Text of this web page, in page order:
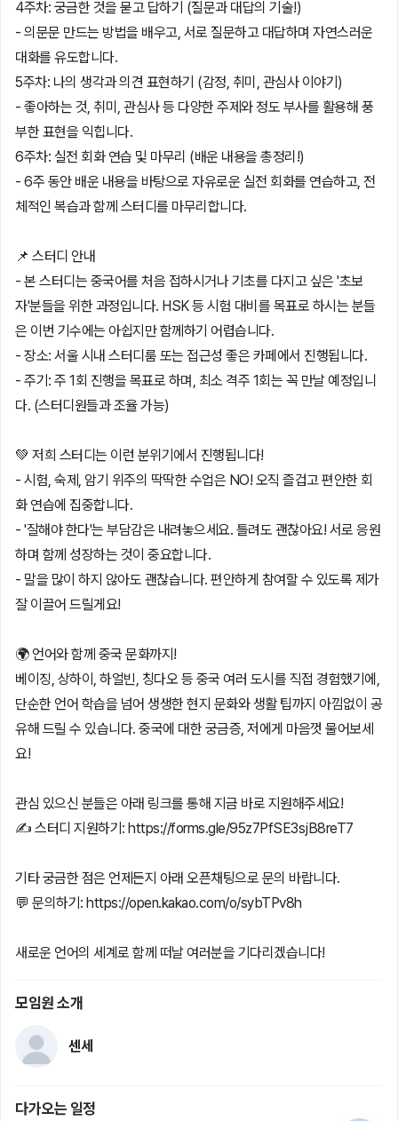
4주차: 궁금한 것을 묻고 답하기 (질문과 대답의 기술!)
- 의문문 만드는 방법을 배우고, 서로 질문하고 대답하며 자연스러운
대화를 유도합니다.
5주차: 나의 생각과 의견 표현하기 (감정, 취미, 관심사 이야기)
- 좋아하는 것, 취미, 관심사 등 다양한 주제와 정도 부사를 활용해 풍
부한 표현을 익힙니다.
6주차: 실전 회화 연습 및 마무리 (배운 내용을 총정리!)
- 6주 동안 배운 내용을 바탕으로 자유로운 실전 회화를 연습하고, 전
체적인 복습과 함께 스터디를 마무리합니다.
📌 스터디 안내
- 본 스터디는 중국어를 처음 접하시거나 기초를 다지고 싶은 '초보
자'분들을 위한 과정입니다. HSK 등 시험 대비를 목표로 하시는 분들
은 이번 기수에는 아쉽지만 함께하기 어렵습니다.
- 장소: 서울 시내 스터디룸 또는 접근성 좋은 카페에서 진행됩니다.
- 주기: 주 1회 진행을 목표로 하며, 최소 격주 1회는 꼭 만날 예정입니
다. (스터디원들과 조율 가능)
💚 저희 스터디는 이런 분위기에서 진행됩니다!
- 시험, 숙제, 암기 위주의 딱딱한 수업은 NO! 오직 즐겁고 편안한 회
화 연습에 집중합니다.
- '잘해야 한다'는 부담감은 내려놓으세요. 틀려도 괜찮아요! 서로 응원
하며 함께 성장하는 것이 중요합니다.
- 말을 많이 하지 않아도 괜찮습니다. 편안하게 참여할 수 있도록 제가
잘 이끌어 드릴게요!
🌍 언어와 함께 중국 문화까지!
베이징, 상하이, 하얼빈, 칭다오 등 중국 여러 도시를 직접 경험했기에,
단순한 언어 학습을 넘어 생생한 현지 문화와 생활 팁까지 아낌없이 공
유해 드릴 수 있습니다. 중국에 대한 궁금증, 저에게 마음껏 물어보세
요!
관심 있으신 분들은 아래 링크를 통해 지금 바로 지원해주세요!
✍️ 스터디 지원하기: https://forms.gle/95z7PfSE3sjB8reT7
기타 궁금한 점은 언제든지 아래 오픈채팅으로 문의 바랍니다.
💬 문의하기: https://open.kakao.com/o/sybTPv8h
새로운 언어의 세계로 함께 떠날 여러분을 기다리겠습니다!
모임원 소개
센세
다가오는 일정